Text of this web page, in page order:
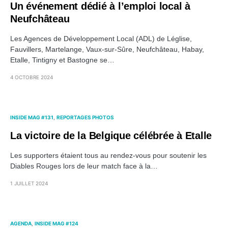
Un événement dédié à l’emploi local à
Neufchâteau
Les Agences de Développement Local (ADL) de Léglise,
Fauvillers, Martelange, Vaux-sur-Sûre, Neufchâteau, Habay,
Etalle, Tintigny et Bastogne se…
4 OCTOBRE 2024
INSIDE MAG #131 REPORTAGES PHOTOS
La victoire de la Belgique célébrée à Etalle
Les supporters étaient tous au rendez-vous pour soutenir les
Diables Rouges lors de leur match face à la…
1 JUILLET 2024
AGENDA INSIDE MAG #124